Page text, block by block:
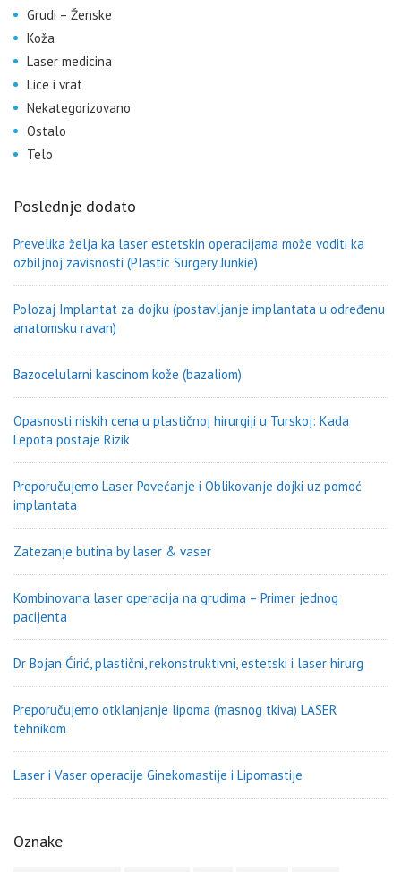
Grudi – Ženske
Koža
Laser medicina
Lice i vrat
Nekategorizovano
Ostalo
Telo
Poslednje dodato
Prevelika želja ka laser estetskin operacijama može voditi ka
ozbiljnoj zavisnosti (Plastic Surgery Junkie)
Polozaj Implantat za dojku (postavljanje implantata u određenu
anatomsku ravan)
Bazocelularni kascinom kože (bazaliom)
Opasnosti niskih cena u plastičnoj hirurgiji u Turskoj: Kada
Lepota postaje Rizik
Preporučujemo Laser Povećanje i Oblikovanje dojki uz pomoć
implantata
Zatezanje butina by laser & vaser
Kombinovana laser operacija na grudima – Primer jednog
pacijenta
Dr Bojan Ćirić, plastični, rekonstruktivni, estetski i laser hirurg
Preporučujemo otklanjanje lipoma (masnog tkiva) LASER
tehnikom
Laser i Vaser operacije Ginekomastije i Lipomastije
Oznake